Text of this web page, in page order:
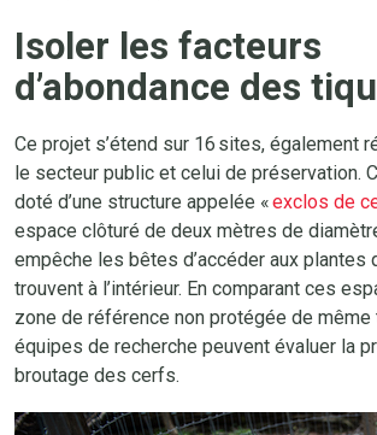
Isoler les facteurs
d’abondance des
Ce projet s’étend sur 16 sites, également
le secteur public et celui de préservation.
doté d’une structure appelée «exclos de
espace clôturé de deux mètres de
empêche les bêtes d’accéder aux plantes
trouvent à l’intérieur. En comparant ces
zone de référence non protégée de même
équipes de recherche peuvent évaluer la
broutage des cerfs.